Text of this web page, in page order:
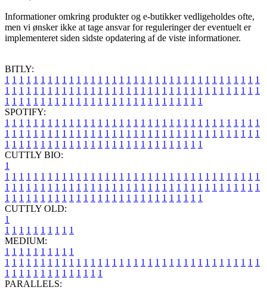
Informationer omkring produkter og e-butikker vedligeholdes ofte,
men vi ønsker ikke at tage ansvar for reguleringer der eventuelt er
implementeret siden sidste opdatering af de viste informationer.
BITLY:
1 1 1 1 1 1 1 1 1 1 1 1 1 1 1 1 1 1 1 1 1 1 1 1 1 1 1 1 1 1 1 1 1 1 1 1
1 1 1 1 1 1 1 1 1 1 1 1 1 1 1 1 1 1 1 1 1 1 1 1 1 1 1 1 1 1 1 1 1 1 1 1
1 1 1 1 1 1 1 1 1 1 1 1 1 1 1 1 1 1 1 1 1 1 1 1 1 1 1 1
SPOTIFY:
1 1 1 1 1 1 1 1 1 1 1 1 1 1 1 1 1 1 1 1 1 1 1 1 1 1 1 1 1 1 1 1 1 1 1 1
1 1 1 1 1 1 1 1 1 1 1 1 1 1 1 1 1 1 1 1 1 1 1 1 1 1 1 1 1 1 1 1 1 1 1 1
1 1 1 1 1 1 1 1 1 1 1 1 1 1 1 1 1 1 1 1 1 1 1 1 1 1 1 1
CUTTLY BIO:
1
1 1 1 1 1 1 1 1 1 1 1 1 1 1 1 1 1 1 1 1 1 1 1 1 1 1 1 1 1 1 1 1 1 1 1 1
1 1 1 1 1 1 1 1 1 1 1 1 1 1 1 1 1 1 1 1 1 1 1 1 1 1 1 1 1 1 1 1 1 1 1 1
1 1 1 1 1 1 1 1 1 1 1 1 1 1 1 1 1 1 1 1 1 1 1 1 1 1 1 1
CUTTLY OLD:
1
1 1 1 1 1 1 1 1 1 1
MEDIUM:
1 1 1 1 1 1 1 1 1 1
1 1 1 1 1 1 1 1 1 1 1 1 1 1 1 1 1 1 1 1 1 1 1 1 1 1 1 1 1 1 1 1 1 1 1 1
1 1 1 1 1 1 1 1 1 1 1 1 1 1
PARALLELS: